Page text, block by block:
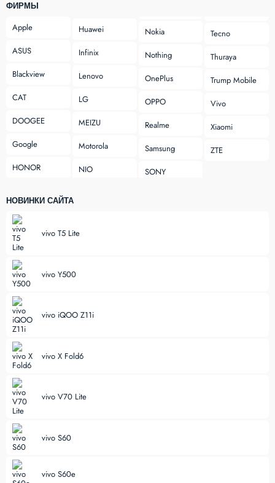
ФИРМЫ
Apple
ASUS
Blackview
CAT
DOOGEE
Google
HONOR
Huawei
Infinix
Lenovo
LG
MEIZU
Motorola
NIO
Nokia
Nothing
OnePlus
OPPO
Realme
Samsung
SONY
Tecno
Thuraya
Trump Mobile
Vivo
Xiaomi
ZTE
НОВИНКИ САЙТА
vivo T5 Lite
vivo Y500
vivo iQOO Z11i
vivo X Fold6
vivo V70 Lite
vivo S60
vivo S60e